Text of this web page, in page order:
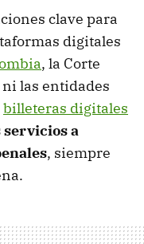
clave para
digitales
, la Corte
ni las entidades
billeteras digitales
servicios a
, siempre